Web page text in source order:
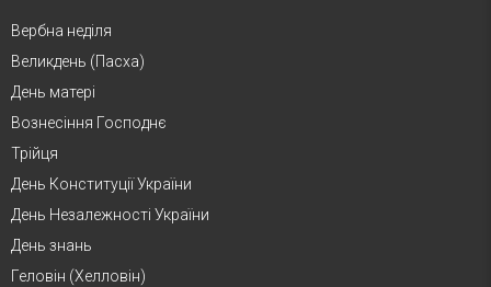
Вербна неділя
Великдень (Пасха)
День матері
Вознесіння Господнє
Трійця
День Конституції України
День Незалежності України
День знань
Геловін (Хелловін)